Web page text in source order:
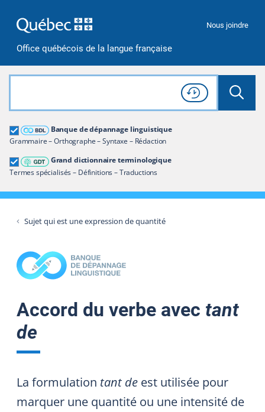
Office québécois de la langue française
Nous joindre
Rechercher dans tout le site
Lancer
Consulter l'
Historique
de recherche
Banque de dépannage linguistique
Grammaire – Orthographe – Syntaxe – Rédaction
Grand dictionnaire terminologique
Termes spécialisés – Définitions – Traductions
Grand dictionnaire terminologique
Restreindre aux termes
Sujet qui est une expression de quantité
Accord du verbe avec tant
de
La formulation tant de est utilisée pour
marquer une quantité ou une intensité de